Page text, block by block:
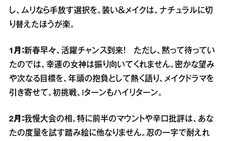
し、ムリなら手放す選択を。装い＆メイクは、ナチュラルに切
り替えたほうが楽。
1月：新春早々、活躍チャンス到来！ ただし、黙って待ってい
たのでは、幸運の女神は振り向いてくれません。密かな望み
や次なる目標を、年頭の抱負として熱く語り、メイクドラマを
引き寄せて。初挑戦、Iターンもハイリターン。
2月：我慢大会の相。特に前半のマウントや辛口批評は、あな
たの度量を試す踏み絵に他なりません。忍の一字で耐えれ